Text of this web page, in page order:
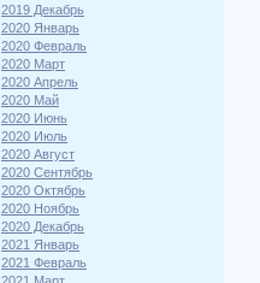
2019 Декабрь
2020 Январь
2020 Февраль
2020 Март
2020 Апрель
2020 Май
2020 Июнь
2020 Июль
2020 Август
2020 Сентябрь
2020 Октябрь
2020 Ноябрь
2020 Декабрь
2021 Январь
2021 Февраль